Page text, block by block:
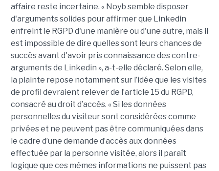
affaire reste incertaine. « Noyb semble disposer
d'arguments solides pour affirmer que Linkedin
enfreint le RGPD d'une manière ou d'une autre, mais il
est impossible de dire quelles sont leurs chances de
succès avant d'avoir pris connaissance des contre-
arguments de Linkedin », a-t-elle déclaré. Selon elle,
la plainte repose notamment sur l’idée que les visites
de profil devraient relever de l’article 15 du RGPD,
consacré au droit d’accès. « Si les données
personnelles du visiteur sont considérées comme
privées et ne peuvent pas être communiquées dans
le cadre d’une demande d’accès aux données
effectuée par la personne visitée, alors il paraît
logique que ces mêmes informations ne puissent pas